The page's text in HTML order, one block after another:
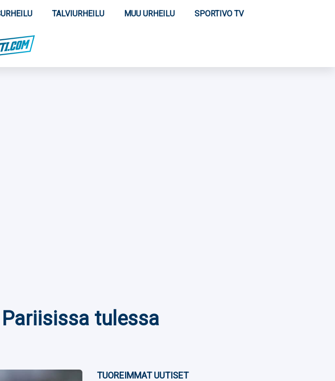
TALVIURHEILU MUU URHEILU SPORTIVO TV
tulessa
TUOREIMMAT UUTISET